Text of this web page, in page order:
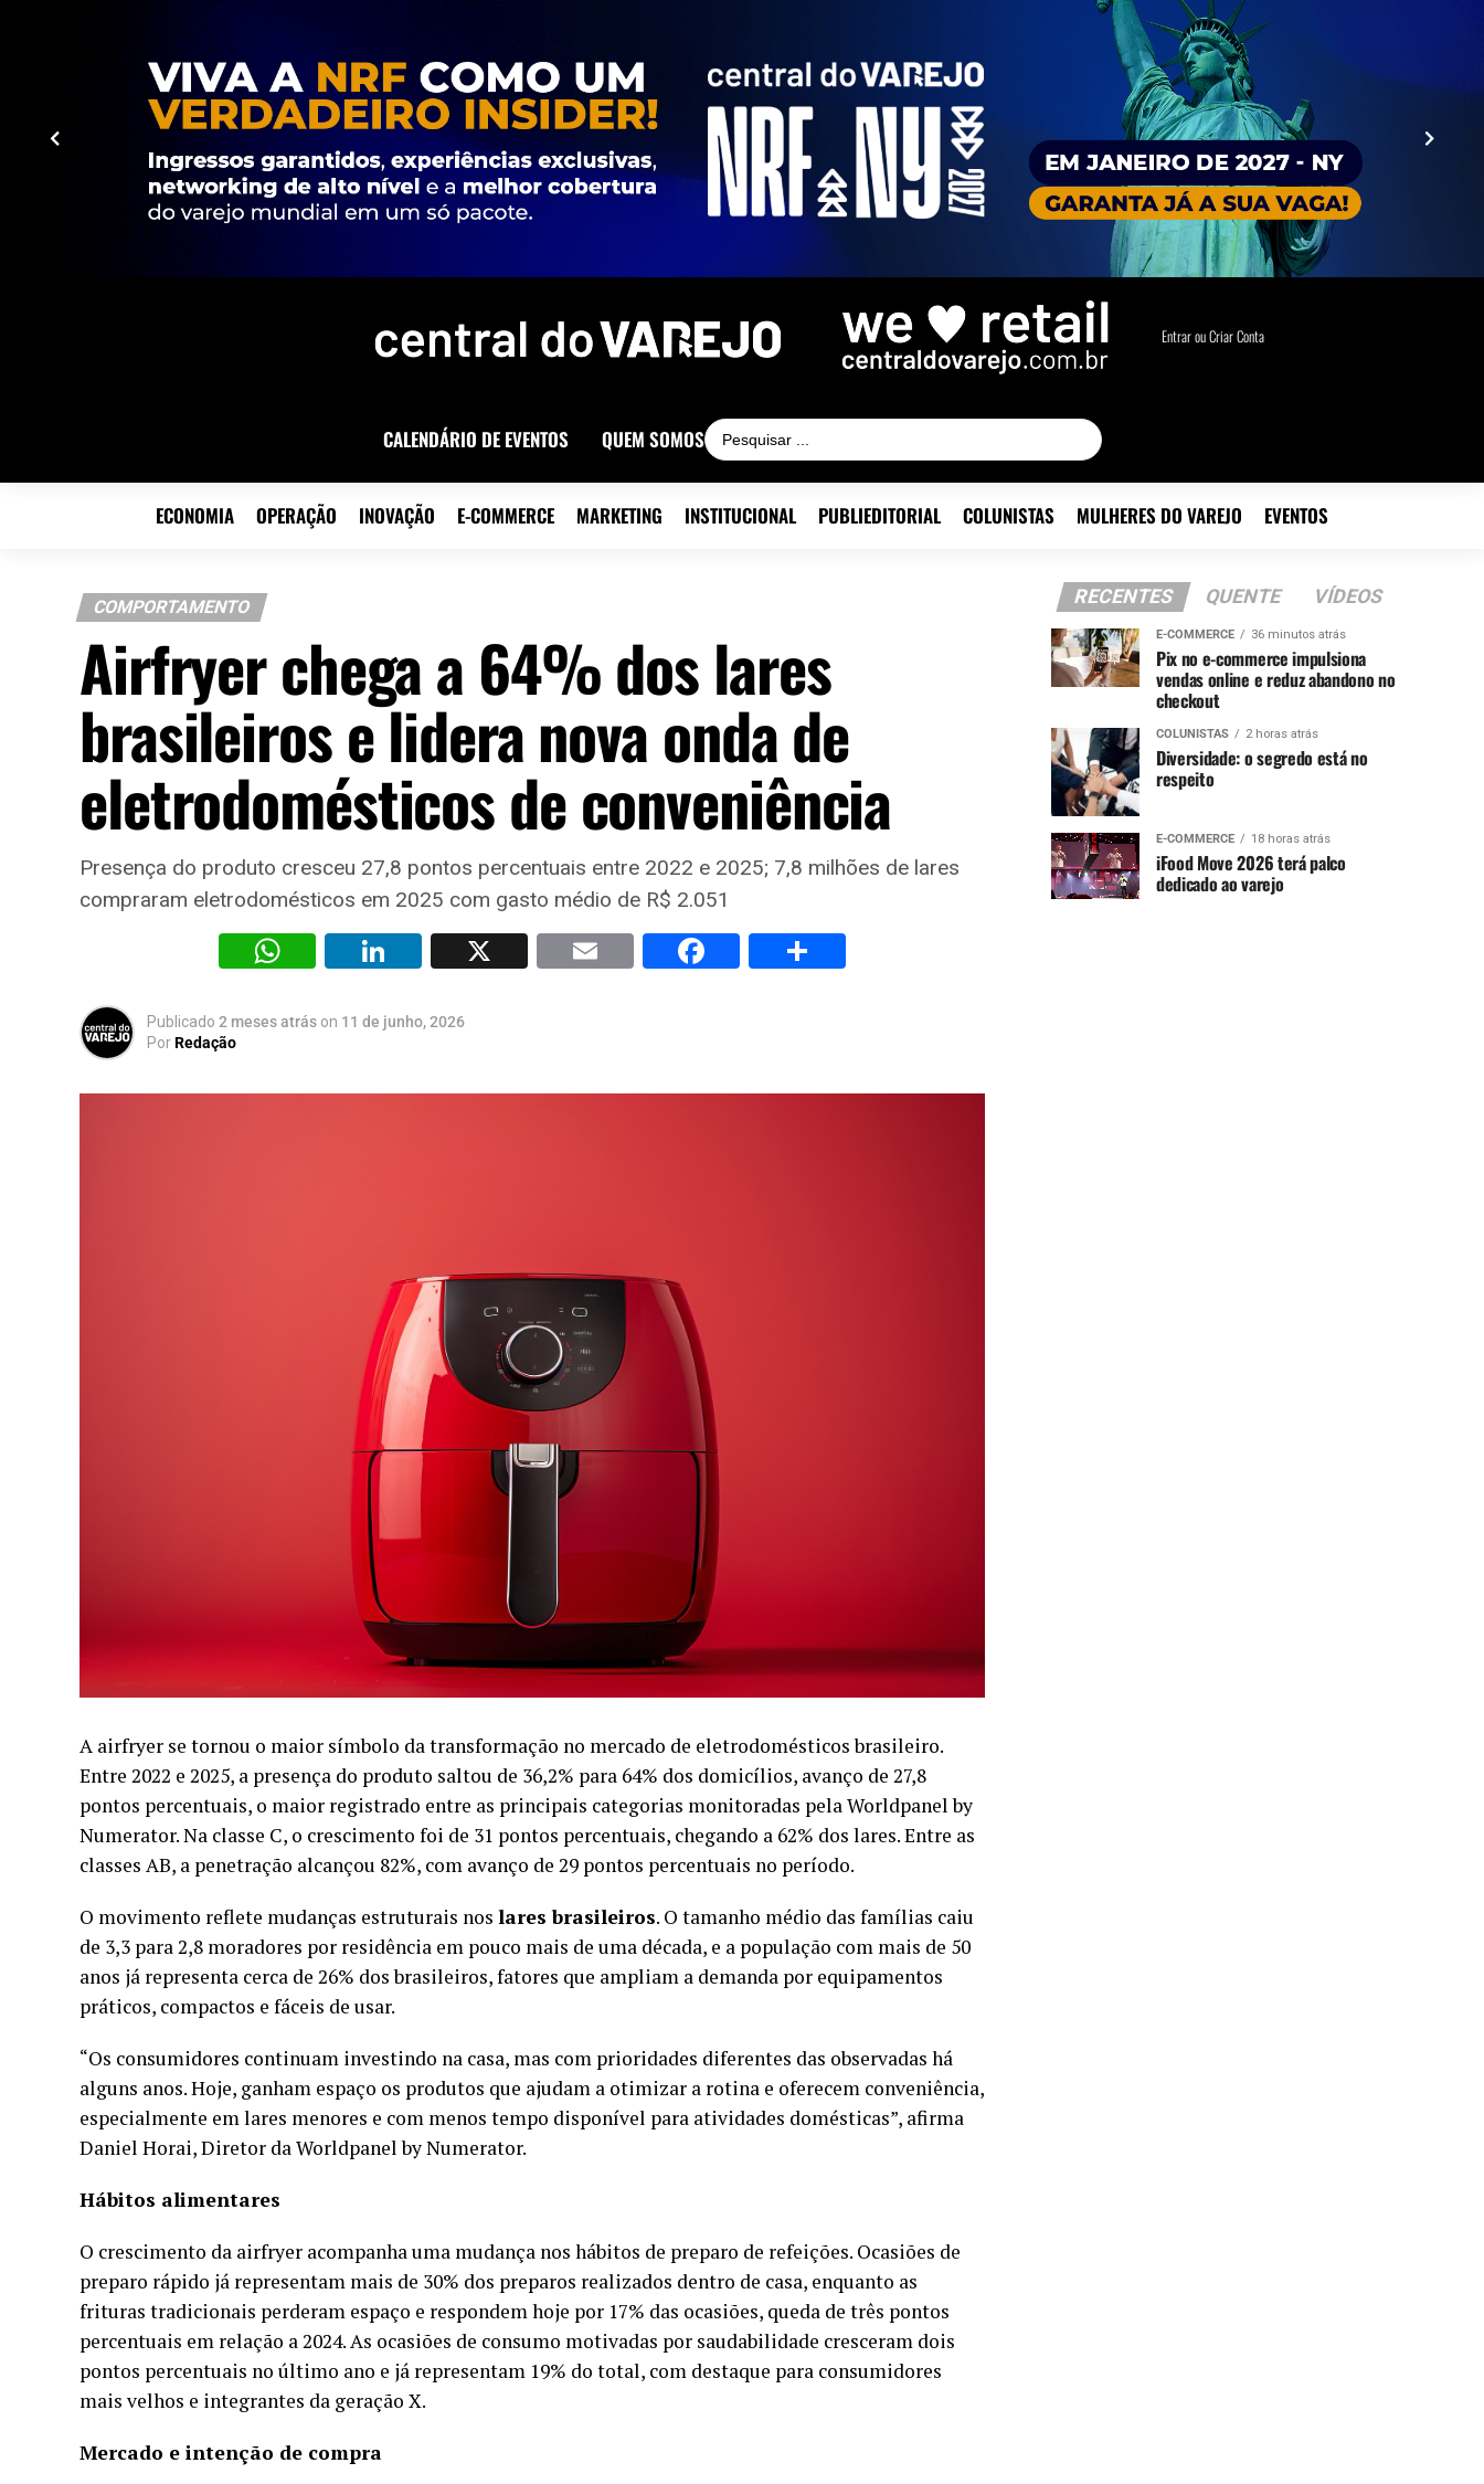
Entrar ou Criar Conta
CALENDÁRIO DE EVENTOS QUEM SOMOS
ECONOMIA OPERAÇÃO INOVAÇÃO E-COMMERCE MARKETING INSTITUCIONAL PUBLIEDITORIAL COLUNISTAS MULHERES DO VAREJO EVENTOS
COMPORTAMENTO
Airfryer chega a 64% dos lares
brasileiros e lidera nova onda de
eletrodomésticos de conveniência
Presença do produto cresceu 27,8 pontos percentuais entre 2022 e 2025; 7,8 milhões de lares
compraram eletrodomésticos em 2025 com gasto médio de R$ 2.051
WhatsAppLinkedIn
X Email Facebook
Publicado 2 meses atrás on 11 de junho, 2026
PorRedação
A airfryer se tornou o maior símbolo da transformação no mercado de eletrodomésticos brasileiro.
Entre 2022 e 2025, a presença do produto saltou de 36,2% para 64% dos domicílios, avanço de 27,8
pontos percentuais, o maior registrado entre as principais categorias monitoradas pelaWorldpanel by
Numerator. Na classe C, o crescimento foi de 31 pontos percentuais, chegando a 62% dos lares. Entre as
classes AB, a penetração alcançou 82%, com avanço de 29 pontos percentuais no período.
O movimento reflete mudanças estruturais nos lares brasileiros. O tamanho médio das famílias caiu
de 3,3 para 2,8 moradores por residência em pouco mais de uma década, e a população com mais de 50
anos já representa cerca de 26% dos brasileiros, fatores que ampliam a demanda por equipamentos
práticos, compactos e fáceis de usar.
“Os consumidores continuam investindo na casa, mas com prioridades diferentes das observadas há
alguns anos. Hoje, ganham espaço os produtos que ajudam a otimizar a rotina e oferecem conveniência,
especialmente em lares menores e com menos tempo disponível para atividades domésticas”, afirma
Daniel Horai, Diretor da Worldpanel by Numerator.
Hábitos alimentares
O crescimento da airfryer acompanha uma mudança nos hábitos de preparo de refeições. Ocasiões de
preparo rápido já representam mais de 30% dos preparos realizados dentro de casa, enquanto as
frituras tradicionais perderam espaço e respondem hoje por 17% das ocasiões, queda de três pontos
percentuais em relação a 2024. As ocasiões de consumo motivadas por saudabilidade cresceram dois
pontos percentuais no último ano e já representam 19% do total, com destaque para consumidores
mais velhos e integrantes da geração X.
Mercado e intenção de compra
RECENTES QUENTE VÍDEOS
E-COMMERCE 36 minutos atrás
Pix no e-commerce impulsiona
vendas online e reduz abandono no
checkout
COLUNISTAS 2 horas atrás
Diversidade: o segredo está no
respeito
E-COMMERCE 18 horas atrás
iFood Move 2026 terá palco
dedicado ao varejo